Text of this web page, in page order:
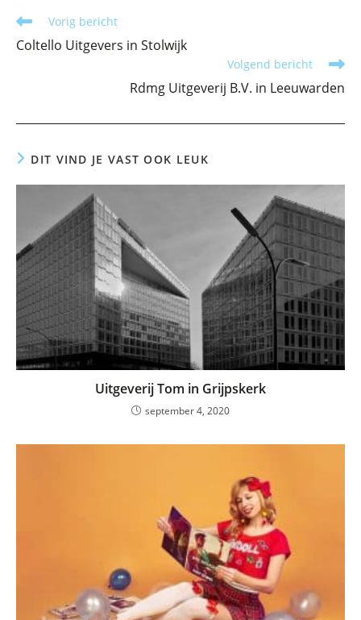
Lees
meer
artikelen
Vorig bericht
Coltello Uitgevers in Stolwijk
Volgend bericht
Rdmg Uitgeverij B.V. in Leeuwarden
DIT VIND JE VAST OOK LEUK
Uitgeverij Tom in Grijpskerk
september 4, 2020